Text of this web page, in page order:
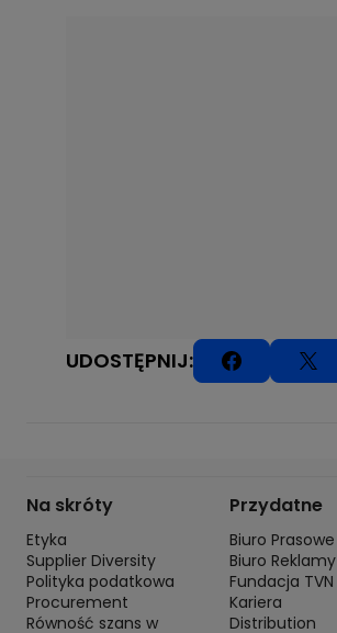
UDOSTĘPNIJ:
Na skróty
Etyka
Supplier Diversity
Polityka podatkowa
Procurement
Równość szans w
Przydatne
Biuro Prasowe
Biuro Reklamy
Fundacja TVN
Kariera
Distribution